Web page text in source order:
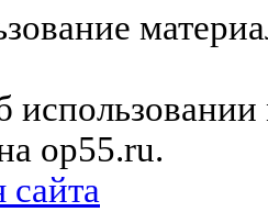
op55.ru.
сайта